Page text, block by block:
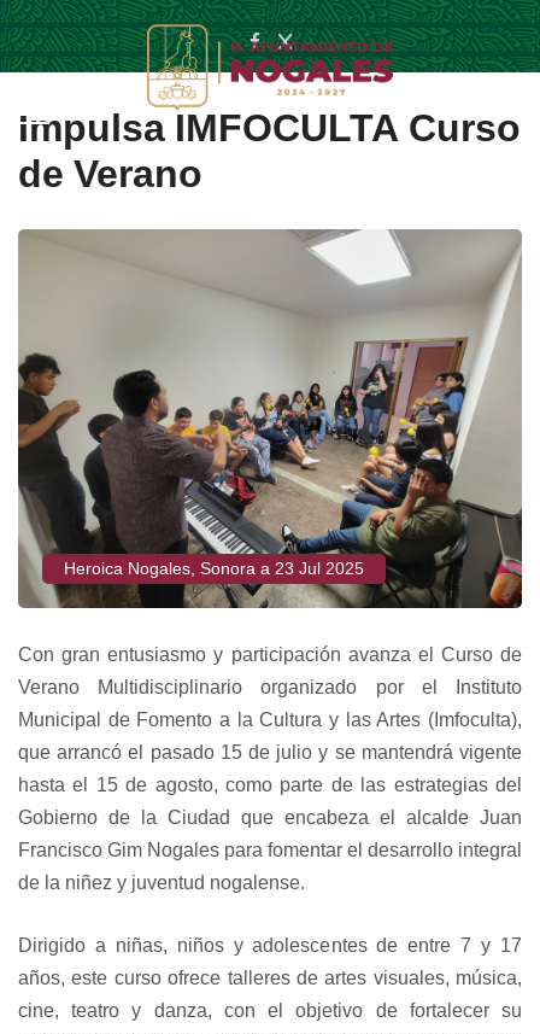
Impulsa IMFOCULTA Curso
de Verano
Heroica Nogales, Sonora a 23 Jul 2025
Con gran entusiasmo y participación avanza el Curso de
Verano Multidisciplinario organizado por el Instituto
Municipal de Fomento a la Cultura y las Artes (Imfoculta),
que arrancó el pasado 15 de julio y se mantendrá vigente
hasta el 15 de agosto, como parte de las estrategias del
Gobierno de la Ciudad que encabeza el alcalde Juan
Francisco Gim Nogales para fomentar el desarrollo integral
de la niñez y juventud nogalense.
Dirigido a niñas, niños y adolescentes de entre 7 y 17
años, este curso ofrece talleres de artes visuales, música,
cine, teatro y danza, con el objetivo de fortalecer su